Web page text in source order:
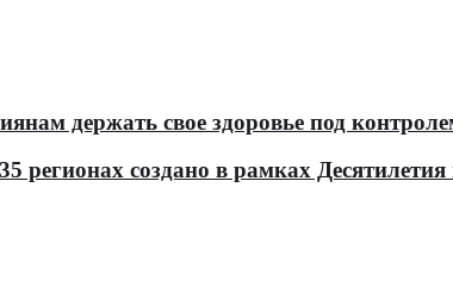
держать свое здоровье под
создано в рамках Десятилетия